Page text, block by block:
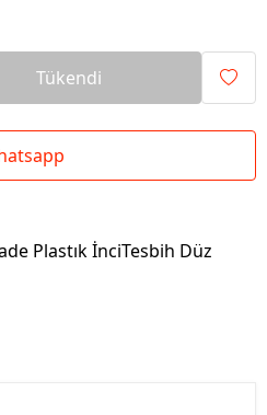
Tükendi
Plastık İnciTesbih Düz